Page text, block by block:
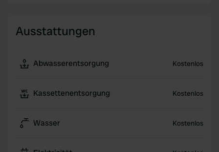
Ausstattungen
Abwasserentsorgung Kostenlos
Kassettenentsorgung Kostenlos
Wasser Kostenlos